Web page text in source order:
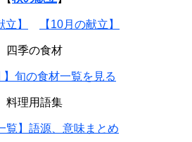
立】 【10月の献立】
四季の食材
】旬の食材一覧を見る
料理用語集
覧】語源、意味まとめ